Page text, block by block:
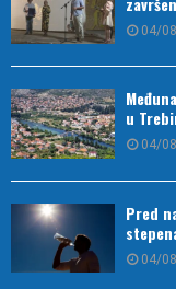
04/
u
04/
Pred
04/